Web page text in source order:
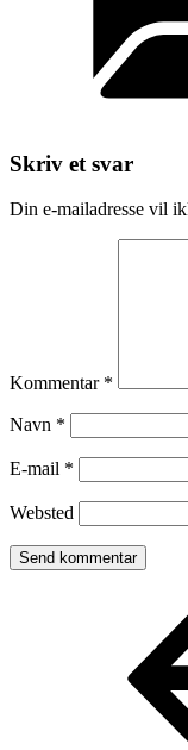
Skriv et svar
Din e-mailadresse vil
Kommentar *
Navn *
E-mail *
Websted